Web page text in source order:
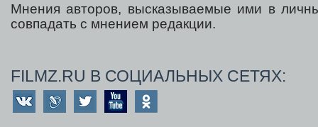
Мнения авторов, высказываемые ими в
совпадать с мнением редакции.
FILMZ.RU В СОЦИАЛЬНЫХ СЕТЯХ: